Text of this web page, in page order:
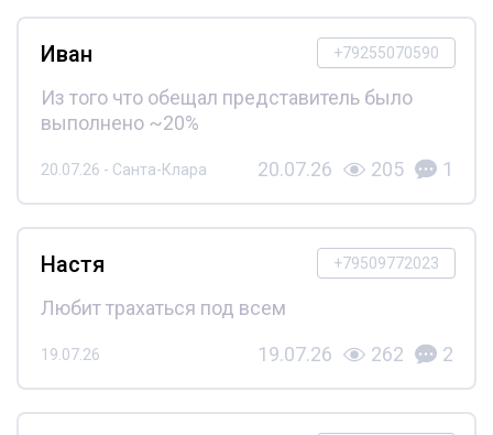
+79255070590
Иван
Из того что обещал представитель было
выполнено ~20%
20.07.26 - Санта-Клара 20.07.26 205 1
+79509772023
Настя
Любит трахаться под всем
19.07.26 19.07.26 262 2